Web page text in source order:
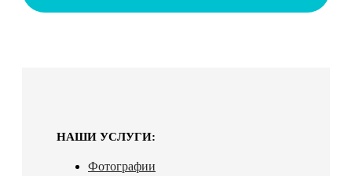
НАШИ УСЛУГИ:
Фотографии